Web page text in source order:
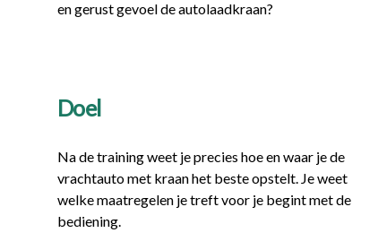
en gerust gevoel de autolaadkraan?
Doel
Na de training weet je precies hoe en waar je de
vrachtauto met kraan het beste opstelt. Je weet
welke maatregelen je treft voor je begint met de
bediening.